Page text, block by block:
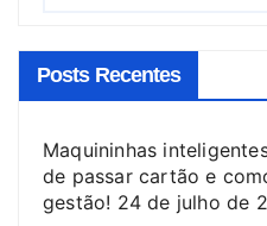
Posts Recentes
Maquininhas
de passar cartão e
gestão! 24 de julho de